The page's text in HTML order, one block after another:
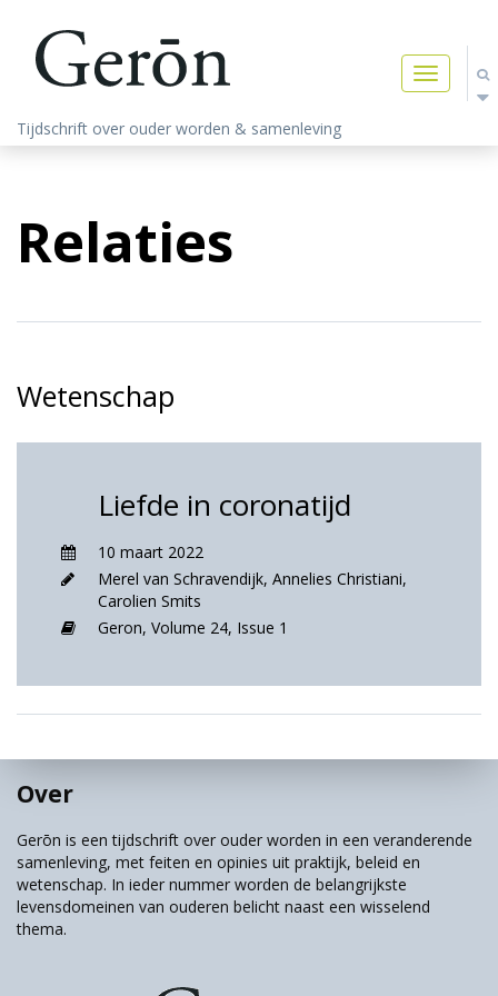
Toggle
navigation
Tijdschrift over ouder worden & samenleving
Relaties
Wetenschap
Liefde in coronatijd
10 maart 2022
Merel van Schravendijk, Annelies Christiani,
Carolien Smits
Geron, Volume 24, Issue 1
Over
Gerōn is een tijdschrift over ouder worden in een veranderende
samenleving, met feiten en opinies uit praktijk, beleid en
wetenschap. In ieder nummer worden de belangrijkste
levensdomeinen van ouderen belicht naast een wisselend
thema.